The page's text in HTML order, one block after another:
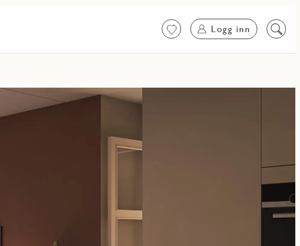
FavoritterLogg inn
Søk
på